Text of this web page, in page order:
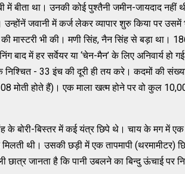
में बीता था। उनकी कोई पुश्तैनी जमीन-जायदाद नहीं
उन्होंनें जवानी में कर्ज लेकर व्यापार शुरु किया पर
मास्टरी भी की। मणी सिंह, नैन सिंह से बड़ा था।
बाद में हर सर्वेयर या ‘चेन-मैन’ के लिए अनिवार्य
- 33 इंच की दूरी ही तय करे। कदमों की संख्या
मोती होते हैं)। एक माला खत्म होने पर वो कुल
के बोरी-बिस्तर में कई यंत्र छिपे थे। चाय के मग में
थी। उसकी छड़ी में एक तापमापी (थरमामीटर)
जानता है कि पानी उबलने का बिन्दु ऊंचाई पर